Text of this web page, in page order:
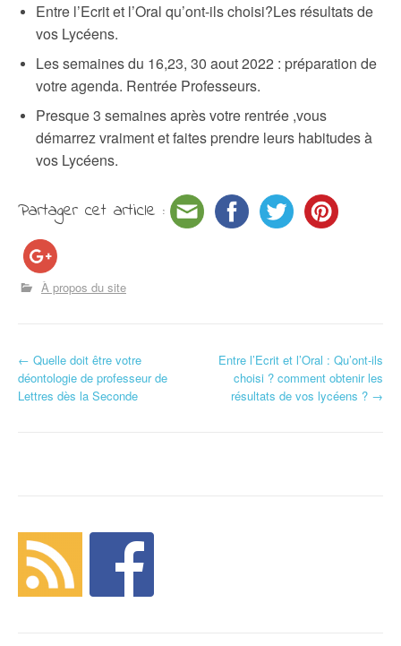
Entre l’Ecrit et l’Oral qu’ont-ils choisi?Les résultats de
vos Lycéens.
Les semaines du 16,23, 30 aout 2022 : préparation de
votre agenda. Rentrée Professeurs.
Presque 3 semaines après votre rentrée ,vous
démarrez vraiment et faites prendre leurs habitudes à
vos Lycéens.
Partager cet article :
À propos du site
Navigation d'article
← Quelle doit être votre
déontologie de professeur de
Lettres dès la Seconde
Entre l’Ecrit et l’Oral : Qu’ont-ils
choisi ? comment obtenir les
résultats de vos lycéens ? →